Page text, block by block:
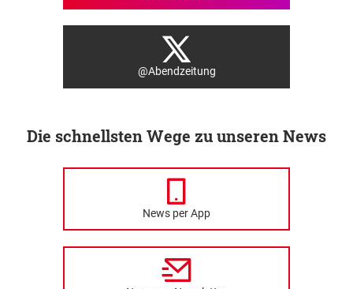
@Abendzeitung
Die schnellsten Wege zu unseren News
News per App